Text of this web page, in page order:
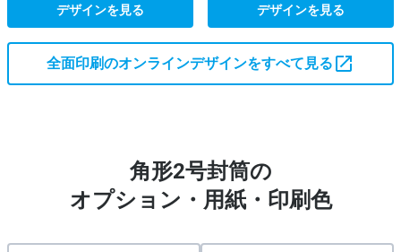
デザインを見る デザインを見る
全面印刷のオンラインデザインをすべて見る
角形2号封筒の
オプション・用紙・印刷色